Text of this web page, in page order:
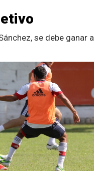
se debe ganar a